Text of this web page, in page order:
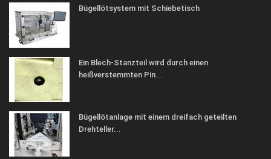
Bügellötsystem mit Schiebetisch
Ein Blech-Stanzteil wird durch einen
heißverstemmten Pin...
Bügellötanlage mit einem dreifach geteilten
Drehteller...